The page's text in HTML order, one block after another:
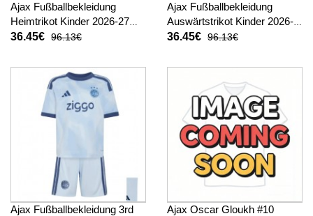
Ajax Fußballbekleidung
Heimtrikot Kinder 2026-27
Kurzarm (+ kurze hosen)
36.45€ 96.13€
Ajax Fußballbekleidung
Auswärtstrikot Kinder 2026-
27 Kurzarm (+ kurze hosen)
36.45€ 96.13€
Ajax Fußballbekleidung 3rd
Ajax Oscar Gloukh #10